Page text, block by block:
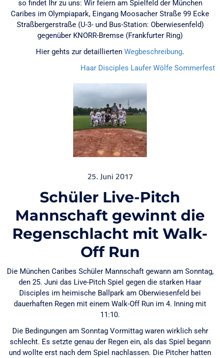
so findet Ihr zu uns: Wir feiern am Spielfeld der München
Caribes im Olympiapark, Eingang Moosacher Straße 99 Ecke
Straßbergerstraße (U-3- und Bus-Station: Oberwiesenfeld)
gegenüber KNORR-Bremse (Frankfurter Ring)
Hier gehts zur detaillierten Wegbeschreibung.
Haar Disciples Laufer Wölfe Sommerfest
25. Juni 2017
Schüler Live-Pitch
Mannschaft gewinnt die
Regenschlacht mit Walk-
Off Run
Die München Caribes Schüler Mannschaft gewann am Sonntag,
den 25. Juni das Live-Pitch Spiel gegen die starken Haar
Disciples im heimische Ballpark am Oberwiesenfeld bei
dauerhaften Regen mit einem Walk-Off Run im 4. Inning mit
11:10.
Die Bedingungen am Sonntag Vormittag waren wirklich sehr
schlecht. Es setzte genau der Regen ein, als das Spiel begann
und wollte erst nach dem Spiel nachlassen. Die Pitcher hatten